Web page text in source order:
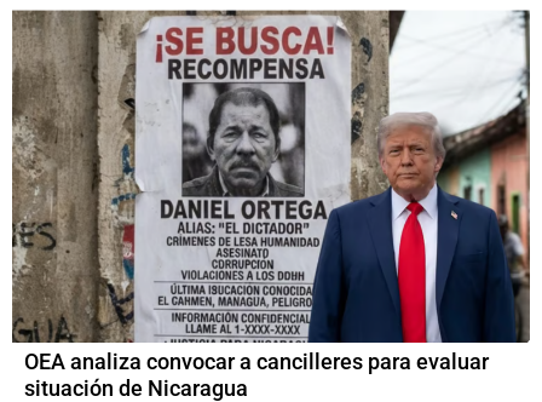
OEA analiza convocar a cancilleres para evaluar
situación de Nicaragua